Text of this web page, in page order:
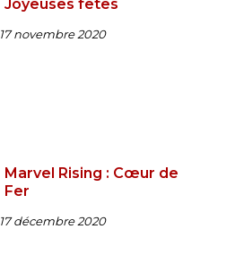
Joyeuses fêtes
17 novembre 2020
Marvel Rising : Cœur de
Fer
17 décembre 2020